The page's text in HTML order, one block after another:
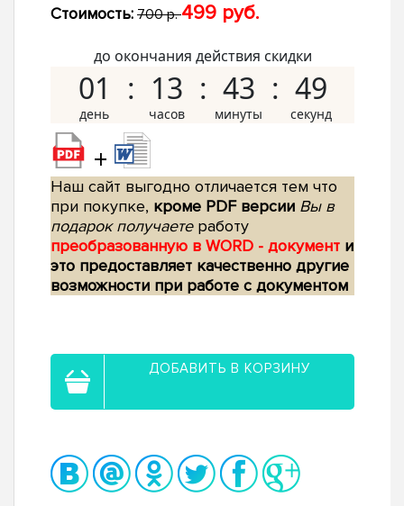
Стоимость: 700 р.499 руб.
до окончания действия скидки
01 13 43 48
+
Наш сайт выгодно отличается тем что
при покупке, кроме PDF версии Вы в
подарок получаетеработу
преобразованную в WORD - документ и
это предоставляет качественно другие
возможности при работе с документом
ДОБАВИТЬ В КОРЗИНУ